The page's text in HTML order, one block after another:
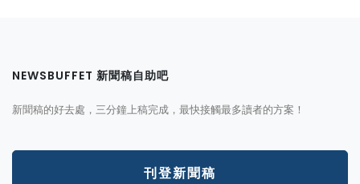
NEWSBUFFET 新聞稿自助吧
新聞稿的好去處，三分鐘上稿完成，最快接觸最多讀者的方案！
刊登新聞稿